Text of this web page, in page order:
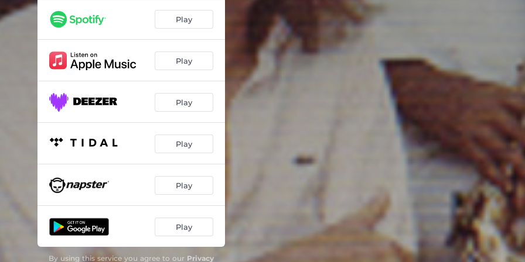
Incelença Prá Terra Que o Sol Matou - Remasterizado 08:34
Pau de Arara - Remasterizado 02:30
Festa No Sertão - Remasterizado 05:16
Leninia - Remasterizado 02:09
Valsa de Esquina No. 12: Em Fá Menor (1943) - Remasterizado 04:16
Espinha de Bacalhau - Remasterizado
Corban - Remasterizado 07:18
Play
Play
Play
Play
Play
Play
By using this service you agree to our Privacy